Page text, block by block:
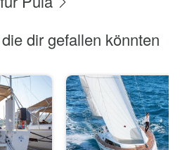
dir gefallen könnten